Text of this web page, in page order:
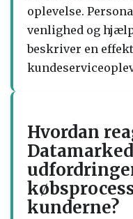
oplevelse.
venlighed og
beskriver en
Hvordan
kunderne?